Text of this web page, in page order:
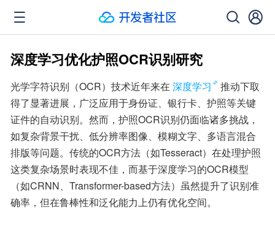
深度学习优化护照OCR识别研究
光学字符识别（OCR）技术近年来在 深度学习
推动下取
得了显著进展，广泛应用于身份证、银行卡、护照等关键
证件的自动识别。然而，护照OCR识别仍面临诸多挑战，
如复杂背景干扰、低分辨率图像、模糊文字、多语言混合
排版等问题。传统的OCR方法（如Tesseract）在处理护照
这类复杂场景时表现不佳，而基于深度学习的OCR模型
（如CRNN、Transformer-based方法）虽然提升了识别准
确率，但在鲁棒性和泛化能力上仍有优化空间。